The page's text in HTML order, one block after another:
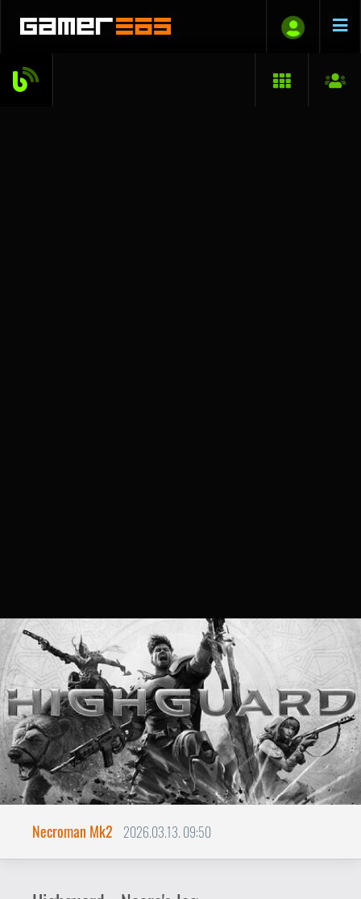
Necroman Mk2 2026.03.13. 09:50
Highguard - Necro's log
13+1 emlékezetes pillanat a
Highguardból, sorrend nélkül,
ami miatt megérte ezzel
játszanom.
megjelent a hatalmas